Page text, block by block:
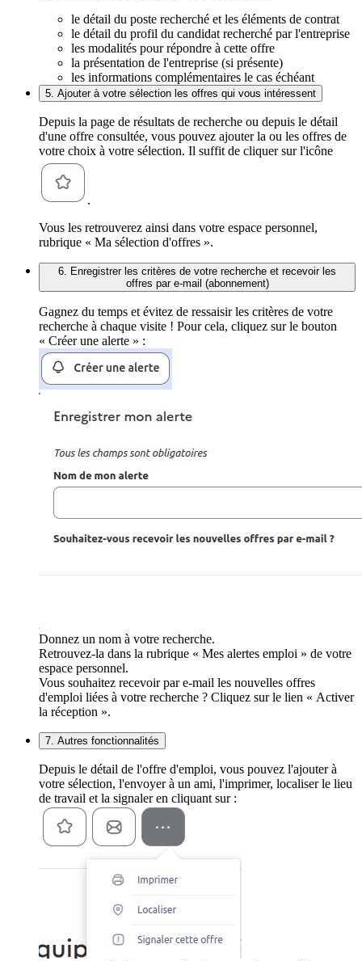
le détail du poste recherché et les éléments de contrat
le détail du profil du candidat recherché par l'entreprise
les modalités pour répondre à cette offre
la présentation de l'entreprise (si présente)
les informations complémentaires le cas échéant
5. Ajouter à votre sélection les offres qui vous intéressent
Depuis la page de résultats de recherche ou depuis le détail
d'une offre consultée, vous pouvez ajouter la ou les offres de
votre choix à votre sélection. Il suffit de cliquer sur l'icône
.
Vous les retrouverez ainsi dans votre espace personnel,
rubrique « Ma sélection d'offres ».
6. Enregistrer les critères de votre recherche et recevoir les
offres par e-mail (abonnement)
Gagnez du temps et évitez de ressaisir les critères de votre
recherche à chaque visite ! Pour cela, cliquez sur le bouton
« Créer une alerte » :
Donnez un nom à votre recherche.
Retrouvez-la dans la rubrique « Mes alertes emploi » de votre
espace personnel.
Vous souhaitez recevoir par e-mail les nouvelles offres
d'emploi liées à votre recherche ? Cliquez sur le lien « Activer
la réception ».
7. Autres fonctionnalités
Depuis le détail de l'offre d'emploi, vous pouvez l'ajouter à
votre sélection, l'envoyer à un ami, l'imprimer, localiser le lieu
de travail et la signaler en cliquant sur :